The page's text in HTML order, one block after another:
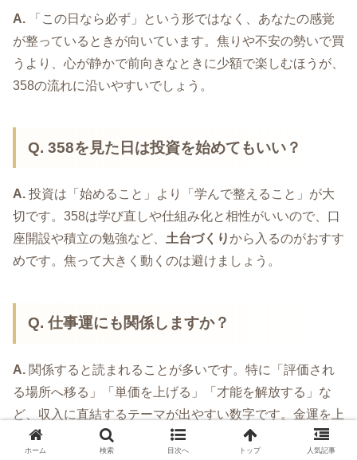
A. 「この日なら必ず」という形ではなく、あなたの感覚
が整っているときが向いています。焦りや不安の勢いで買
うより、心が静かで前向きなときに少額で楽しむほうが、
358の流れに沿いやすいでしょう。
Q. 358を見た日は投資を始めてもいい？
A. 投資は「始めること」より「学んで整えること」が大
切です。358は学び直しや仕組み化と相性がいいので、口
座開設や積立の勉強など、 土台づくりから入るのがおすす
めです。焦って大きく動くのは避けましょう。
Q. 仕事運にも関係しますか？
A. 関係すると読まれることが多いです。特に「評価され
る場所へ移る」「単価を上げる」「才能を解放する」な
ど、収入に直結するテーマが出やすい数字です。金運を上
げたいなら、宝くじだけでなくキャリア面の行動も同時に
ホーム 検索 目次へ トップ 人気記事